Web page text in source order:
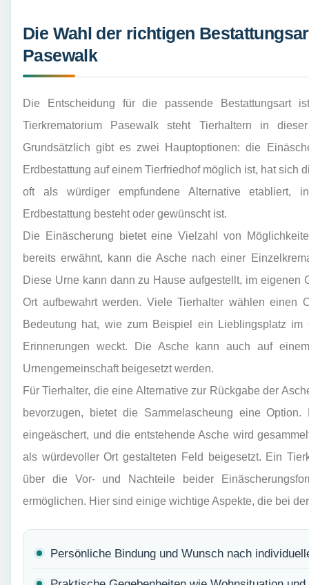
Die Wahl der richtigen
Pasewalk
Die Entscheidung für die passende Bestattungsart
Tierkrematorium Pasewalk steht Tierhaltern in
Grundsätzlich gibt es zwei Hauptoptionen: die
Erdbestattung auf einem Tierfriedhof möglich ist, hat sich
oft als würdiger empfundene Alternative etabliert,
Erdbestattung besteht oder gewünscht ist.
Die Einäscherung bietet eine Vielzahl von
bereits erwähnt, kann die Asche nach einer
Diese Urne kann dann zu Hause aufgestellt, im eigenen
Ort aufbewahrt werden. Viele Tierhalter wählen einen
Bedeutung hat, wie zum Beispiel ein Lieblingsplatz
Erinnerungen weckt. Die Asche kann auch auf
Urnengemeinschaft beigesetzt werden.
Für Tierhalter, die eine Alternative zur Rückgabe der
bevorzugen, bietet die Sammelascheung eine
eingeäschert, und die entstehende Asche wird
als würdevoller Ort gestalteten Feld beigesetzt. Ein
über die Vor- und Nachteile beider
ermöglichen. Hier sind einige wichtige Aspekte, die bei
Persönliche Bindung und Wunsch nach